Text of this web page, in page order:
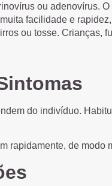
ou adenovírus.
facilidade e
ou tosse. Crianças,
do indivíduo.
rapidamente, de modo